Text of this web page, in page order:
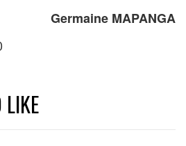
Germaine MAPANGA